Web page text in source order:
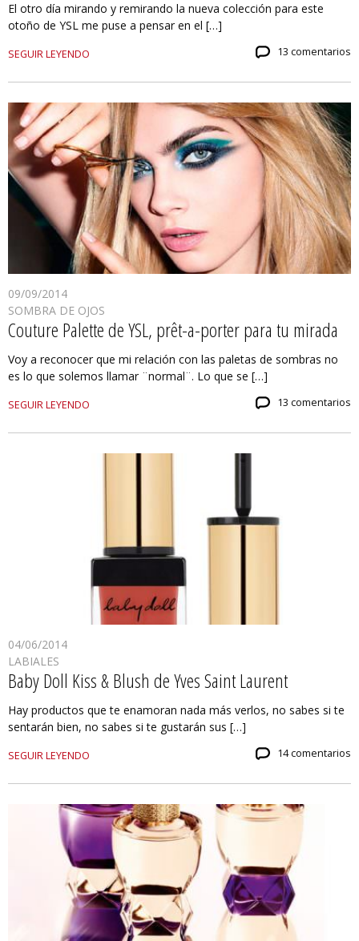
El otro día mirando y remirando la nueva colección para este
otoño de YSL me puse a pensar en el […]
SEGUIR LEYENDO 13 comentarios
09/09/2014
SOMBRA DE OJOS
Couture Palette de YSL, prêt-a-porter para tu mirada
Voy a reconocer que mi relación con las paletas de sombras no
es lo que solemos llamar ¨normal¨. Lo que se […]
SEGUIR LEYENDO 13 comentarios
04/06/2014
LABIALES
Baby Doll Kiss & Blush de Yves Saint Laurent
Hay productos que te enamoran nada más verlos, no sabes si te
sentarán bien, no sabes si te gustarán sus […]
SEGUIR LEYENDO 14 comentarios